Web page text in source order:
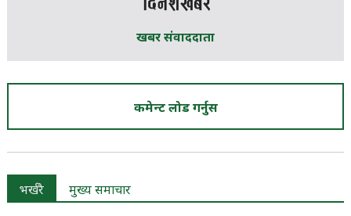
खबर संवाददाता
कमेन्ट लोड गर्नुस
भर्खरै मुख्य समाचार